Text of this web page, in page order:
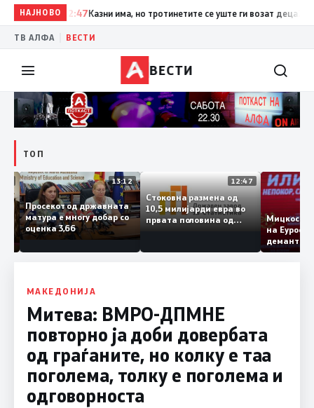
НАЈНОВО
12:47 Казни има, но тротинетите се уште ги возат деца12:47
ТВ АЛФА ВЕСТИ
ВЕСТИ
ТОП
13:45
се
13:12
Просекот од државната
матура е многу добар со
оценка 3,66
12:47
Стоковна размена од
10,5 милијарди евра во
првата половина од
годината – Македонија
на
МАКЕДОНИЈА
Митева: ВМРО-ДПМНЕ
повторно ја доби довербата
од граѓаните, но колку е таа
поголема, толку е поголема и
одговорноста